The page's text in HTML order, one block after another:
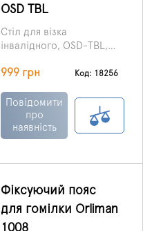
OSD TBL
Стіл для візка
інвалідного, OSD-TBL,
призначений для
інвалідним візком.
999 грн Код: 18256
Повідомити
про
наявність
Фіксуючий пояс
для гомілки Orliman
1008